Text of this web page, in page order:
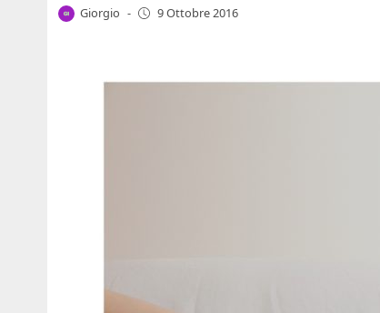
Giorgio - 9 Ottobre 2016